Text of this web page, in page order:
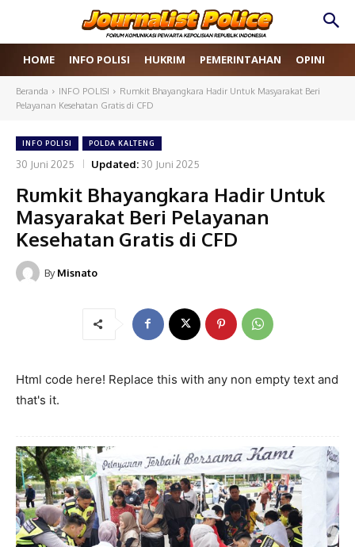
HOME INFO POLISI HUKRIM PEMERINTAHAN OPINI
Beranda INFO POLISI
Rumkit Bhayangkara Hadir Untuk Masyarakat Beri
Pelayanan Kesehatan Gratis di CFD
INFO POLISI POLDA KALTENG
30 Juni 2025 Updated: 30 Juni 2025
Rumkit Bhayangkara Hadir Untuk
Masyarakat Beri Pelayanan
Kesehatan Gratis di CFD
By Misnato
Html code here! Replace this with any non empty text and
that's it.